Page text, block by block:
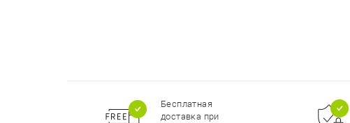
Бесплатная
доставка при